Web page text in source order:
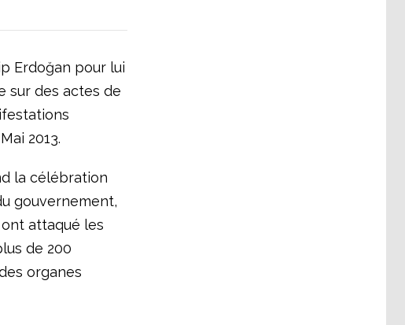
Erdoğan pour lui
sur des actes de
2013.
la célébration
gouvernement,
attaqué les
de 200
organes